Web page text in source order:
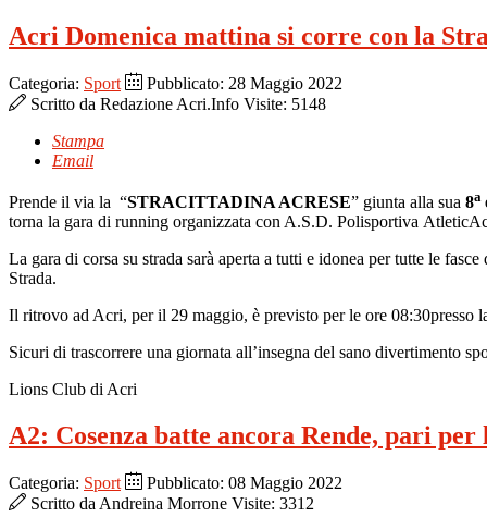
Acri Domenica mattina si corre con la
Categoria: Sport
Pubblicato: 28 Maggio 2022
Scritto da Redazione Acri.Info Visite: 5148
Stampa
Email
Prende il via la “STRACITTADINA ACRESE” giunta alla sua 8a
torna la gara di running organizzata con A.S.D. Polisportiva
La gara di corsa su strada sarà aperta a tutti e idonea per tutte le
Strada.
Il ritrovo ad Acri, per il 29 maggio, è previsto per le ore 08:30presso
Sicuri di trascorrere una giornata all’insegna del sano divertimento
Lions Club di Acri
A2: Cosenza batte ancora Rende, pari
Categoria: Sport
Pubblicato: 08 Maggio 2022
Scritto da Andreina Morrone Visite: 3312